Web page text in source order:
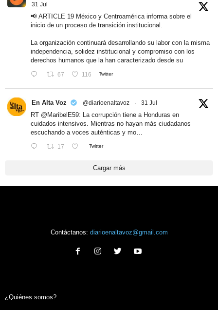
31 Jul
📢 ARTICLE 19 México y Centroamérica informa sobre el
inicio de un proceso de transición institucional.
La organización continuará desarrollando su labor con la misma
independencia, solidez institucional y compromiso con los
derechos humanos que la han caracterizado desde su
67 116 Twitter
En Alta Voz @diarioenaltavoz · 31 Jul
RT @MaribelE59: La corrupción tiene a Honduras en
cuidados intensivos. Mientras no hayan más ciudadanos
escuchando a voces auténticas y mo…
17 Twitter
Cargar más
Contáctanos: diarioenaltavoz@gmail.com
¿Quiénes somos?